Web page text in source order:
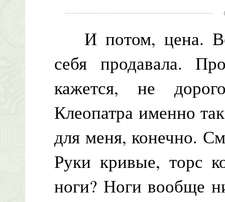
И потом, цена.
себя продавала.
кажется, не
Клеопатра именно
для меня, конечно.
Руки кривые, торс
ноги? Ноги вообще